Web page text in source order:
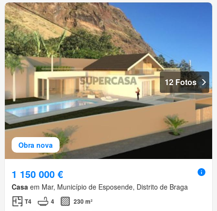
Obra nova
12 Fotos
1 150 000 €
Casa em Mar, Município de Esposende, Distrito de Braga
T4 4 230 m²